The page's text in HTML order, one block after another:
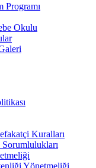
Programı
Okulu
Kuralları
Sorumlulukları
Yönetmeliği